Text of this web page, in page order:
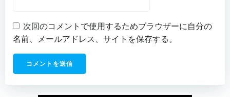
次回のコメントで使用するためブラウザーに自分の
名前、メールアドレス、サイトを保存する。